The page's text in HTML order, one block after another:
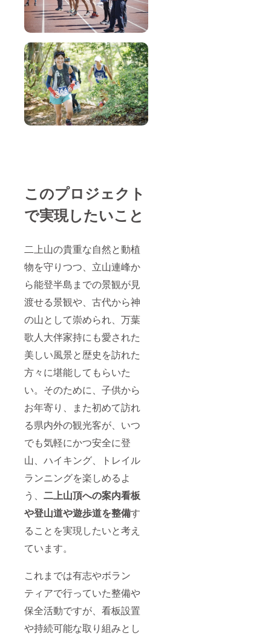
このプロジェクト
で実現したいこと
二上山の貴重な自然と動植
物を守りつつ、立山連峰か
ら能登半島までの景観が見
渡せる景観や、古代から神
の山として崇められ、万葉
歌人大伴家持にも愛された
美しい風景と歴史を訪れた
方々に堪能してもらいた
い。そのために、子供から
お年寄り、また初めて訪れ
る県内外の観光客が、いつ
でも気軽にかつ安全に登
山、ハイキング、トレイル
ランニングを楽しめるよ
う、 二上山頂への案内看板
や登山道や遊歩道を整備す
ることを実現したいと考え
ています。
これまでは有志やボラン
ティアで行っていた整備や
保全活動ですが、看板設置
や持続可能な取り組みとし